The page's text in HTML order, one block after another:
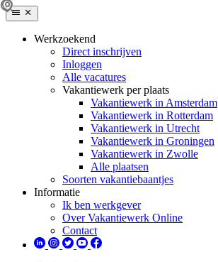
Werkzoekend
Direct inschrijven
Inloggen
Alle vacatures
Vakantiewerk per plaats
Vakantiewerk in Amsterdam
Vakantiewerk in Rotterdam
Vakantiewerk in Utrecht
Vakantiewerk in Groningen
Vakantiewerk in Zwolle
Alle plaatsen
Soorten vakantiebaantjes
Informatie
Ik ben werkgever
Over Vakantiewerk Online
Contact